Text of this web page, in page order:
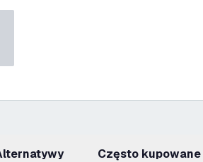
Alternatywy Często